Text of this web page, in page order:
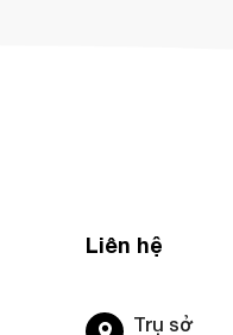
Liên hệ
Trụ sở